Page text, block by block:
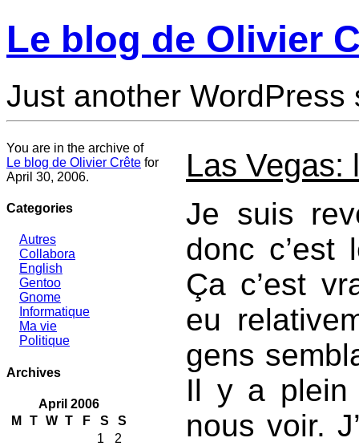
Le blog de Olivier
Just another WordPress
You are in the archive of
Le blog de Olivier Crête for
April 30, 2006.
Categories
Autres
Collabora
English
Gentoo
Gnome
Informatique
Ma vie
Politique
Archives
April 2006
M
T W T F S
S
1
2
Las Vegas:
Je suis
donc c’est
Ça c’est
eu
gens
Il y a plein
nous voir.